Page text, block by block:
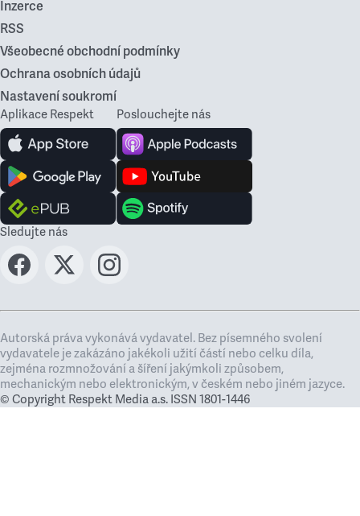
Inzerce
RSS
Všeobecné obchodní podmínky
Ochrana osobních údajů
Nastavení soukromí
Aplikace Respekt Poslouchejte nás
Sledujte nás
Autorská práva vykonává vydavatel. Bez písemného svolení
vydavatele je zakázáno jakékoli užití částí nebo celku díla,
zejména rozmnožování a šíření jakýmkoli způsobem,
mechanickým nebo elektronickým, v českém nebo jiném jazyce.
© Copyright Respekt Media a.s. ISSN 1801-1446